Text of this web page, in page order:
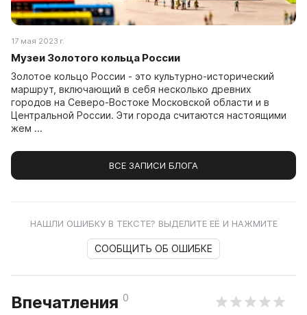
17 мая 2023 г.
Музеи Золотого кольца России
Золотое кольцо России - это культурно-исторический
маршрут, включающий в себя несколько древних
городов на Северо-Востоке Московской области и в
Центральной России. Эти города считаются настоящими
жем ...
ВСЕ ЗАПИСИ БЛОГА
НАШЛИ ОШИБКУ В ТЕКСТЕ? ВЫДЕЛИТЕ ЕЁ И НАЖМИТЕ
СООБЩИТЬ ОБ ОШИБКЕ
Впечатления 0